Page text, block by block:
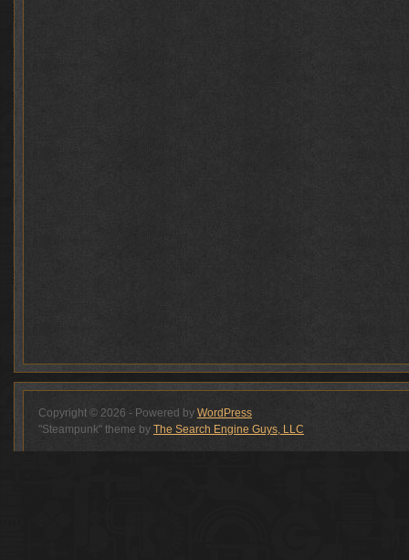
Copyright © 2026 - Powered by WordPress
"Steampunk" theme by The Search Engine Guys, LLC